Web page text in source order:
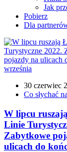
Jak
Pobierz
Dla
30 czerwiec
Co słychać
W lipcu
Linie
Zabytkowe
ulicach do